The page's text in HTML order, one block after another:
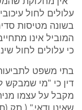
עלולים לחול
בשונה מטיסות
המוביל אינו
כי עלולים לחול
בתי משפט
דין כי "מי שמבקש
מקבל על עצמו